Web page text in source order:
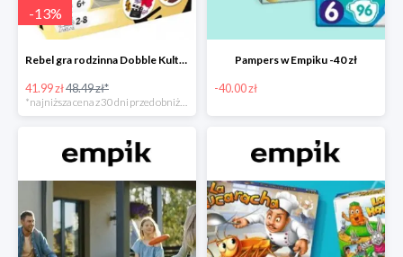
-13%
Rebel gra rodzinna Dobble Kultura w super cenie w Empiku Premium
41.99 zł48.49 zł*
Pampers w Empiku -40 zł
-40.00 zł